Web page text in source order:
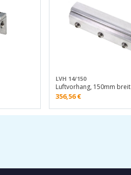
LVH 14/150
Luftvorhang, 150mm breit
356,56€